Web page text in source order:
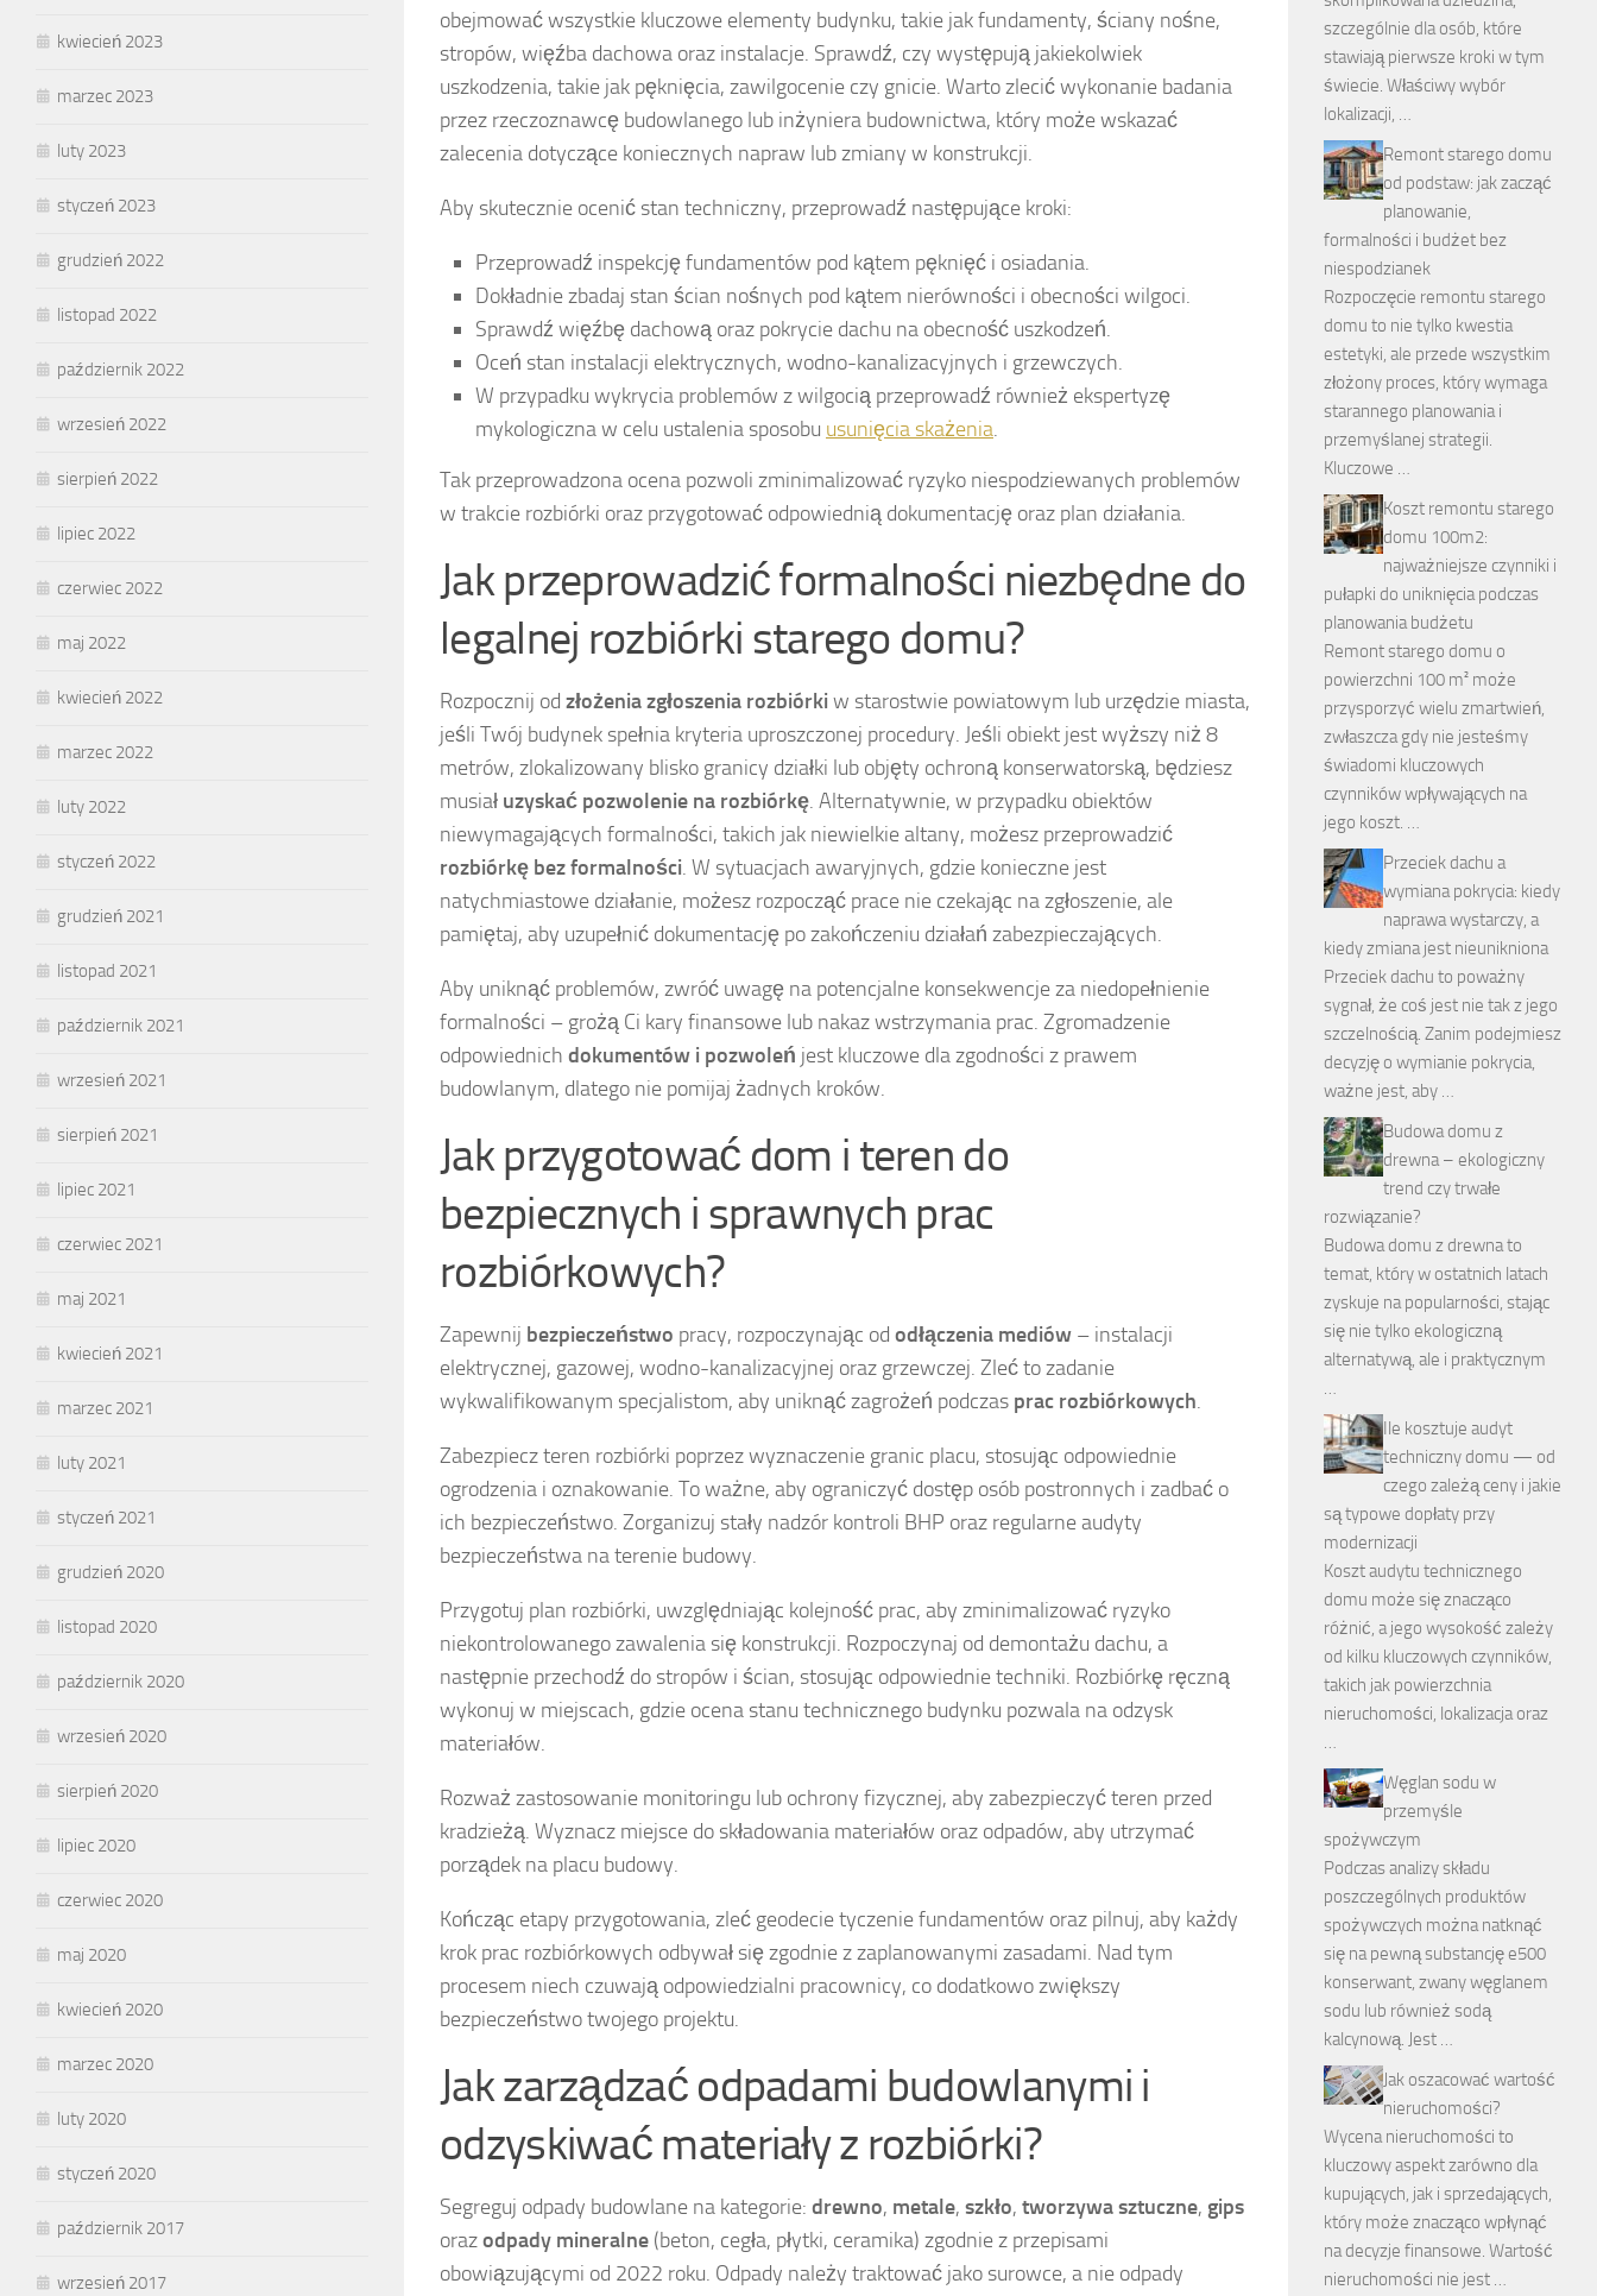
obejmować wszystkie kluczowe elementy budynku, takie jak fundamenty, ściany nośne,
stropów, więźba dachowa oraz instalacje. Sprawdź, czy występują jakiekolwiek
uszkodzenia, takie jak pęknięcia, zawilgocenie czy gnicie. Warto zlecić wykonanie badania
przez rzeczoznawcę budowlanego lub inżyniera budownictwa, który może wskazać
zalecenia dotyczące koniecznych napraw lub zmiany w konstrukcji.
Aby skutecznie ocenić stan techniczny, przeprowadź następujące kroki:
Przeprowadź inspekcję fundamentów pod kątem pęknięć i osiadania.
Dokładnie zbadaj stan ścian nośnych pod kątem nierówności i obecności wilgoci.
Sprawdź więźbę dachową oraz pokrycie dachu na obecność uszkodzeń.
Oceń stan instalacji elektrycznych, wodno-kanalizacyjnych i grzewczych.
W przypadku wykrycia problemów z wilgocią przeprowadź również ekspertyzę
mykologiczna w celu ustalenia sposobu usunięcia skażenia.
Tak przeprowadzona ocena pozwoli zminimalizować ryzyko niespodziewanych problemów
w trakcie rozbiórki oraz przygotować odpowiednią dokumentację oraz plan działania.
Jak przeprowadzić formalności niezbędne do
legalnej rozbiórki starego domu?
Rozpocznij od złożenia zgłoszenia rozbiórki w starostwie powiatowym lub urzędzie miasta,
jeśli Twój budynek spełnia kryteria uproszczonej procedury. Jeśli obiekt jest wyższy niż 8
metrów, zlokalizowany blisko granicy działki lub objęty ochroną konserwatorską, będziesz
musiał uzyskać pozwolenie na rozbiórkę. Alternatywnie, w przypadku obiektów
niewymagających formalności, takich jak niewielkie altany, możesz przeprowadzić
rozbiórkę bez formalności. W sytuacjach awaryjnych, gdzie konieczne jest
natychmiastowe działanie, możesz rozpocząć prace nie czekając na zgłoszenie, ale
pamiętaj, aby uzupełnić dokumentację po zakończeniu działań zabezpieczających.
Aby uniknąć problemów, zwróć uwagę na potencjalne konsekwencje za niedopełnienie
formalności – grożą Ci kary finansowe lub nakaz wstrzymania prac. Zgromadzenie
odpowiednich dokumentów i pozwoleń jest kluczowe dla zgodności z prawem
budowlanym, dlatego nie pomijaj żadnych kroków.
Jak przygotować dom i teren do
bezpiecznych i sprawnych prac
rozbiórkowych?
Zapewnij bezpieczeństwo pracy, rozpoczynając od odłączenia mediów – instalacji
elektrycznej, gazowej, wodno-kanalizacyjnej oraz grzewczej. Zleć to zadanie
wykwalifikowanym specjalistom, aby uniknąć zagrożeń podczas prac rozbiórkowych.
Zabezpiecz teren rozbiórki poprzez wyznaczenie granic placu, stosując odpowiednie
ogrodzenia i oznakowanie. To ważne, aby ograniczyć dostęp osób postronnych i zadbać o
ich bezpieczeństwo. Zorganizuj stały nadzór kontroli BHP oraz regularne audyty
bezpieczeństwa na terenie budowy.
Przygotuj plan rozbiórki, uwzględniając kolejność prac, aby zminimalizować ryzyko
niekontrolowanego zawalenia się konstrukcji. Rozpoczynaj od demontażu dachu, a
następnie przechodź do stropów i ścian, stosując odpowiednie techniki. Rozbiórkę ręczną
wykonuj w miejscach, gdzie ocena stanu technicznego budynku pozwala na odzysk
materiałów.
Rozważ zastosowanie monitoringu lub ochrony fizycznej, aby zabezpieczyć teren przed
kradzieżą. Wyznacz miejsce do składowania materiałów oraz odpadów, aby utrzymać
porządek na placu budowy.
Kończąc etapy przygotowania, zleć geodecie tyczenie fundamentów oraz pilnuj, aby każdy
krok prac rozbiórkowych odbywał się zgodnie z zaplanowanymi zasadami. Nad tym
procesem niech czuwają odpowiedzialni pracownicy, co dodatkowo zwiększy
bezpieczeństwo twojego projektu.
Jak zarządzać odpadami budowlanymi i
odzyskiwać materiały z rozbiórki?
Segreguj odpady budowlane na kategorie: drewno, metale, szkło, tworzywa sztuczne, gips
orazodpady mineralne (beton, cegła, płytki, ceramika) zgodnie z przepisami
obowiązującymi od 2022 roku. Odpady należy traktować jako surowce, a nie odpady
kwiecień 2023
marzec 2023
luty 2023
styczeń 2023
grudzień 2022
listopad 2022
październik 2022
wrzesień 2022
sierpień 2022
lipiec 2022
czerwiec 2022
maj 2022
kwiecień 2022
marzec 2022
luty 2022
styczeń 2022
grudzień 2021
listopad 2021
październik 2021
wrzesień 2021
sierpień 2021
lipiec 2021
czerwiec 2021
maj 2021
kwiecień 2021
marzec 2021
luty 2021
styczeń 2021
grudzień 2020
listopad 2020
październik 2020
wrzesień 2020
sierpień 2020
lipiec 2020
czerwiec 2020
maj 2020
kwiecień 2020
marzec 2020
luty 2020
styczeń 2020
październik 2017
wrzesień 2017
szczególnie dla osób, które
stawiają pierwsze kroki w tym
świecie. Właściwy wybór
lokalizacji, …
Remont starego domu
od podstaw: jak zacząć
planowanie,
formalności i budżet bez
niespodzianek
Rozpoczęcie remontu starego
domu to nie tylko kwestia
estetyki, ale przede wszystkim
złożony proces, który wymaga
starannego planowania i
przemyślanej strategii.
Kluczowe …
Koszt remontu starego
domu 100m2:
najważniejsze czynniki i
pułapki do uniknięcia podczas
planowania budżetu
Remont starego domu o
powierzchni 100 m² może
przysporzyć wielu zmartwień,
zwłaszcza gdy nie jesteśmy
świadomi kluczowych
czynników wpływających na
jego koszt. …
Przeciek dachu a
wymiana pokrycia: kiedy
naprawa wystarczy, a
kiedy zmiana jest nieunikniona
Przeciek dachu to poważny
sygnał, że coś jest nie tak z jego
szczelnością. Zanim podejmiesz
decyzję o wymianie pokrycia,
ważne jest, aby …
Budowa domu z
drewna – ekologiczny
trend czy trwałe
rozwiązanie?
Budowa domu z drewna to
temat, który w ostatnich latach
zyskuje na popularności, stając
się nie tylko ekologiczną
alternatywą, ale i praktycznym
…
Ile kosztuje audyt
techniczny domu — od
czego zależą ceny i jakie
są typowe dopłaty przy
modernizacji
Koszt audytu technicznego
domu może się znacząco
różnić, a jego wysokość zależy
od kilku kluczowych czynników,
takich jak powierzchnia
nieruchomości, lokalizacja oraz
…
Węglan sodu w
przemyśle
spożywczym
Podczas analizy składu
poszczególnych produktów
spożywczych można natknąć
się na pewną substancję e500
konserwant, zwany węglanem
sodu lub również sodą
kalcynową. Jest …
Jak oszacować wartość
nieruchomości?
Wycena nieruchomości to
kluczowy aspekt zarówno dla
kupujących, jak i sprzedających,
który może znacząco wpłynąć
na decyzje finansowe. Wartość
nieruchomości nie jest …